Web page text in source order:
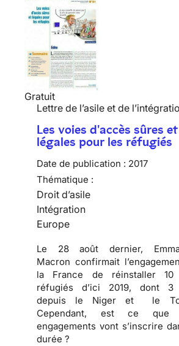
Gratuit
Lettre de l’asile et de
Les voies d'accès sûres et
légales pour les réfugiés
Date de publication : 2017
Thématique :
Droit d’asile
Intégration
Europe
Le 28 août dernier,
Macron confirmait
la France de réinstaller 10
réfugiés d’ici 2019, dont 3
depuis le Niger et le
Cependant, est ce que
engagements vont s’inscrire
durée ?